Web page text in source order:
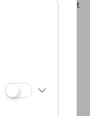
Delgado Betancourt
TUR), Kari
(AUT/EGY),